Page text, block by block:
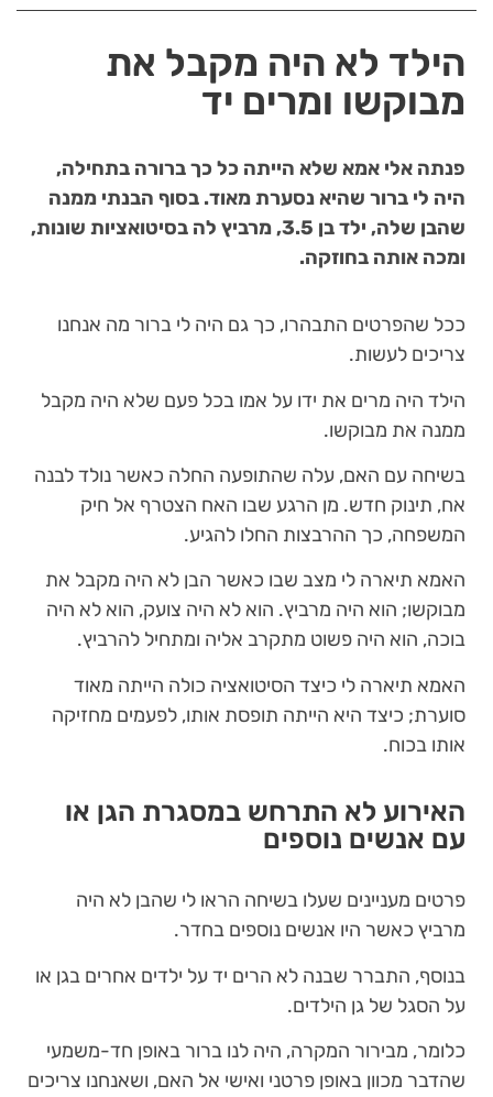
הילד לא היה מקבל את
מבוקשו ומרים יד
פנתה אלי אמא שלא הייתה כל כך ברורה בתחילה,
היה לי ברור שהיא נסערת מאוד. בסוף הבנתי ממנה
שהבן שלה, ילד בן 3.5, מרביץ לה בסיטואציות שונות,
ומכה אותה בחוזקה.
ככל שהפרטים התבהרו, כך גם היה לי ברור מה אנחנו
צריכים לעשות.
הילד היה מרים את ידו על אמו בכל פעם שלא היה מקבל
ממנה את מבוקשו.
בשיחה עם האם, עלה שהתופעה החלה כאשר נולד לבנה
אח, תינוק חדש. מן הרגע שבו האח הצטרף אל חיק
המשפחה, כך ההרבצות החלו להגיע.
האמא תיארה לי מצב שבו כאשר הבן לא היה מקבל את
מבוקשו; הוא היה מרביץ. הוא לא היה צועק, הוא לא היה
בוכה, הוא היה פשוט מתקרב אליה ומתחיל להרביץ.
האמא תיארה לי כיצד הסיטואציה כולה הייתה מאוד
סוערת; כיצד היא הייתה תופסת אותו, לפעמים מחזיקה
אותו בכוח.
האירוע לא התרחש במסגרת הגן או
עם אנשים נוספים
פרטים מעניינים שעלו בשיחה הראו לי שהבן לא היה
מרביץ כאשר היו אנשים נוספים בחדר.
בנוסף, התברר שבנה לא הרים יד על ילדים אחרים בגן או
על הסגל של גן הילדים.
כלומר, מבירור המקרה, היה לנו ברור באופן חד-משמעי
שהדבר מכוון באופן פרטני ואישי אל האם, ושאנחנו צריכים